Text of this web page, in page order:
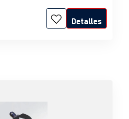
Detalles